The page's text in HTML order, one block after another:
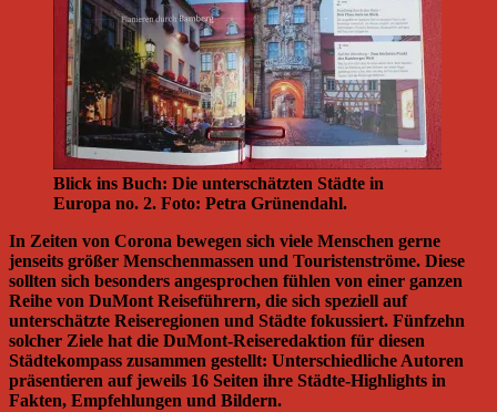
Blick ins Buch: Die unterschätzten Städte in
Europa no. 2. Foto: Petra Grünendahl.
In Zeiten von Corona bewegen sich viele Menschen gerne
jenseits größer Menschenmassen und Touristenströme. Diese
sollten sich besonders angesprochen fühlen von einer ganzen
Reihe von DuMont Reiseführern, die sich speziell auf
unterschätzte Reiseregionen und Städte fokussiert. Fünfzehn
solcher Ziele hat die DuMont-Reiseredaktion für diesen
Städtekompass zusammen gestellt: Unterschiedliche Autoren
präsentieren auf jeweils 16 Seiten ihre Städte-Highlights in
Fakten, Empfehlungen und Bildern.